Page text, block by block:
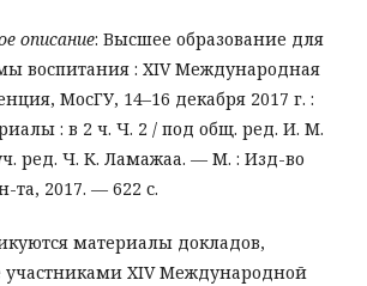
описание: Высшее образование для
воспитания : XIV Международная
МосГУ, 14–16 декабря 2017 г. :
: в 2 ч. Ч. 2 / под общ. ред. И. М.
ред. Ч. К. Ламажаа. — М. : Изд-во
та, 2017. — 622 с.
материалы докладов,
участниками XIV Международной